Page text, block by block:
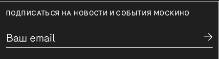
ПОДПИСАТЬСЯ НА НОВОСТИ И СОБЫТИЯ МОСКИНО